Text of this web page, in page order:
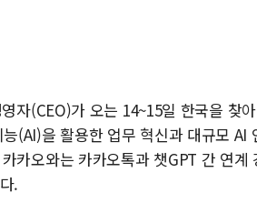
자(CEO)가 오는 14~15일 한국을 찾
(AI)을 활용한 업무 혁신과 대규모 AI
카오와는 카카오톡과 챗GPT 간 연계
.